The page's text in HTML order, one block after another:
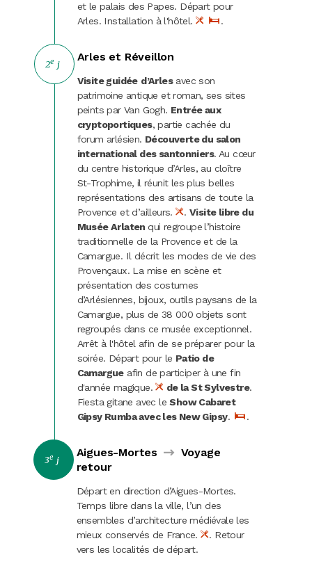
et le palais des Papes. Départ pour
Arles. Installation à l'hôtel.
.
2e j
Arles et Réveillon
Visite guidée d’Arlesavec son
patrimoine antique et roman, ses sites
peints par Van Gogh. Entrée aux
cryptoportiques, partie cachée du
forum arlésien. Découverte du salon
international des santonniers. Au cœur
du centre historique d’Arles, au cloître
St-Trophime, il réunit les plus belles
représentations des artisans de toute la
Provence et d’ailleurs.
. Visite libre du
Musée Arlatenqui regroupe l’histoire
traditionnelle de la Provence et de la
Camargue. Il décrit les modes de vie des
Provençaux. La mise en scène et
présentation des costumes
d’Arlésiennes, bijoux, outils paysans de la
Camargue, plus de 38 000 objets sont
regroupés dans ce musée exceptionnel.
Arrêt à l'hôtel afin de se préparer pour la
soirée. Départ pour le Patio de
Camargueafin de participer à une fin
d'année magique.
de la St Sylvestre.
Fiesta gitane avec leShow Cabaret
Gipsy Rumba avec les New Gipsy. .
3e j
Aigues-Mortes
Voyage
retour
Départ en direction d’Aigues-Mortes.
Temps libre dans la ville, l’un des
ensembles d’architecture médiévale les
mieux conservés de France.
. Retour
vers les localités de départ.